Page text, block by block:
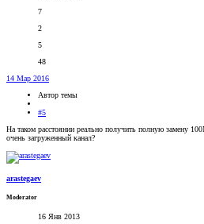
7
2
5
48
14 Мар 2016
Автор темы
#5
На таком расстоянии реально получить полную замену
очень загруженный канал?
arastegaev
Moderator
16 Янв 2013